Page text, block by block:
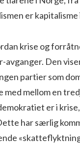
er
krise og
Den
partier som
mellom en
er i
har særlig